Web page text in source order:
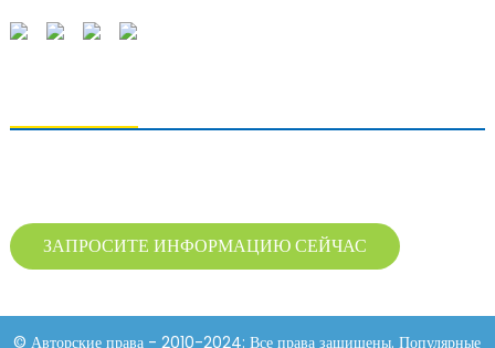
ЗАПРОСИТЕ ИНФОРМАЦИЮ СЕЙЧАС
© Авторские права - 2010-2024: Все права защищены. Популярные